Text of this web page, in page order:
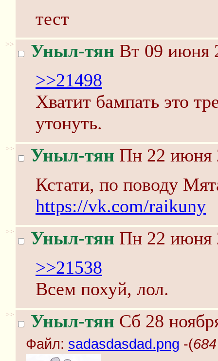
тест
>> Уныл-тян Вт 09 июня
>>21498
Хватит бампать это
утонуть.
>> Уныл-тян Пн 22 июня
Кстати, по поводу
https://vk.com/raikuny
>> Уныл-тян Пн 22 июня
>>21538
Всем похуй, лол.
>> Уныл-тян Сб 28
Файл: sadasdasdad.png -(